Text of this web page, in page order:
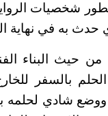
شخصيات
حدث به في نهاية
من حيث البناء
الحلم بالسفر
شادي لحلمه